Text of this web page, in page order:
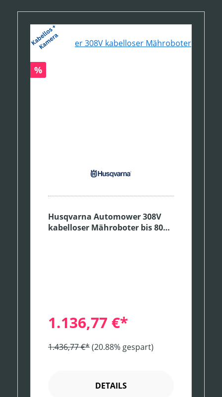
Produktgalerie überspringen
Rabatt
%
Husqvarna Automower 308V
kabelloser Mähroboter bis 800
1.136,77 €*
1.436,77 €*(20.88% gespart)
DETAILS